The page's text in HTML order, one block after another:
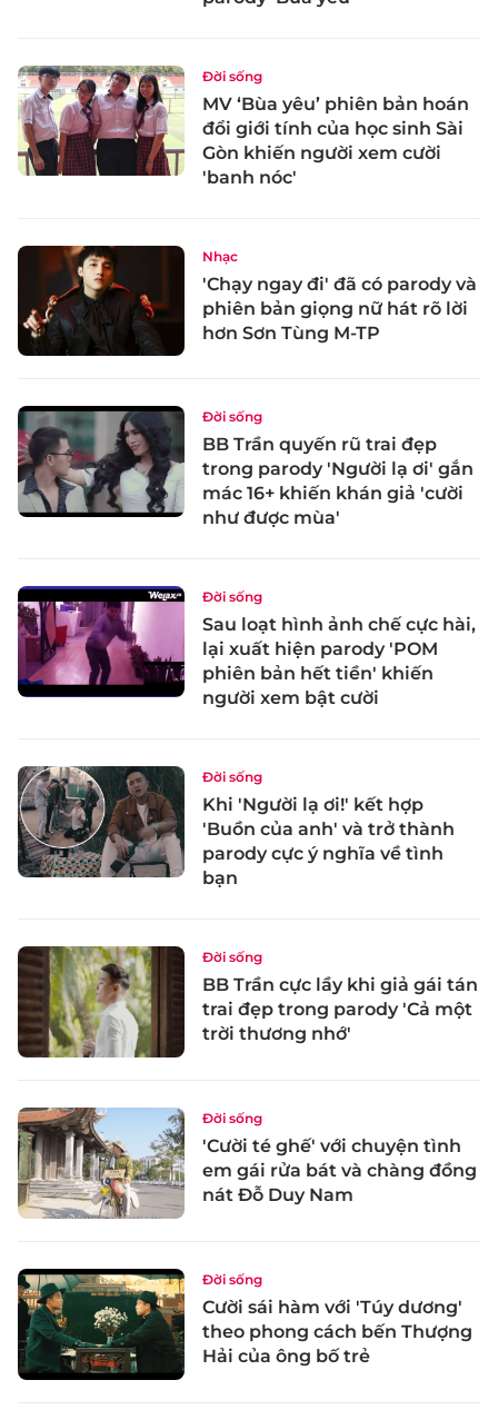
Đời sống
MV ‘Bùa yêu’ phiên bản hoán
đổi giới tính của học sinh Sài
Gòn khiến người xem cười
'banh nóc'
Nhạc
'Chạy ngay đi' đã có parody và
phiên bản giọng nữ hát rõ lời
hơn Sơn Tùng M-TP
Đời sống
BB Trần quyến rũ trai đẹp
trong parody 'Người lạ ơi' gắn
mác 16+ khiến khán giả 'cười
như được mùa'
Đời sống
Sau loạt hình ảnh chế cực hài,
lại xuất hiện parody 'POM
phiên bản hết tiền' khiến
người xem bật cười
Đời sống
Khi 'Người lạ ơi!' kết hợp
'Buồn của anh' và trở thành
parody cực ý nghĩa về tình
bạn
Đời sống
BB Trần cực lầy khi giả gái tán
trai đẹp trong parody 'Cả một
trời thương nhớ'
Đời sống
'Cười té ghế' với chuyện tình
em gái rửa bát và chàng đồng
nát Đỗ Duy Nam
Đời sống
Cười sái hàm với 'Túy dương'
theo phong cách bến Thượng
Hải của ông bố trẻ